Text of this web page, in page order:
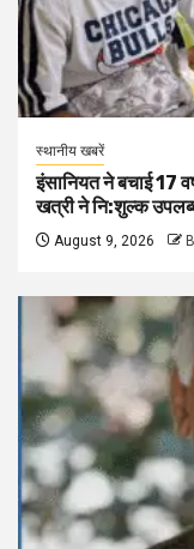
स्थानीय खबरें
इंसानियत ने बचाई 17
खत्री ने नि:शुल्क
August 9, 2026